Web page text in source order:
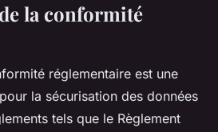
la conformité
réglementaire est une
la sécurisation des données
tels que le Règlement